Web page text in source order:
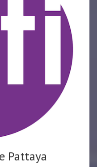
Pattaya